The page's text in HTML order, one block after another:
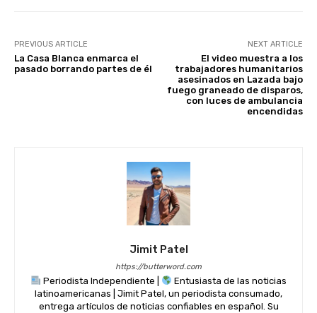
PREVIOUS ARTICLE
La Casa Blanca enmarca el
pasado borrando partes de él
NEXT ARTICLE
El video muestra a los
trabajadores humanitarios
asesinados en Lazada bajo
fuego graneado de disparos,
con luces de ambulancia
encendidas
Jimit Patel
https://butterword.com
Periodista Independiente |
Entusiasta de las noticias
latinoamericanas | Jimit Patel, un periodista consumado,
entrega artículos de noticias confiables en español. Su